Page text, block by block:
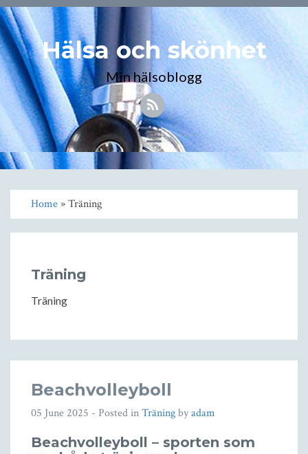
Hälsa och skönhet
Min hälsoblogg
Toggle
navigation
Home» Träning
Träning
Träning
Beachvolleyboll
05 June 2025 - Posted inTräningbyadam
Beachvolleyboll – sporten som